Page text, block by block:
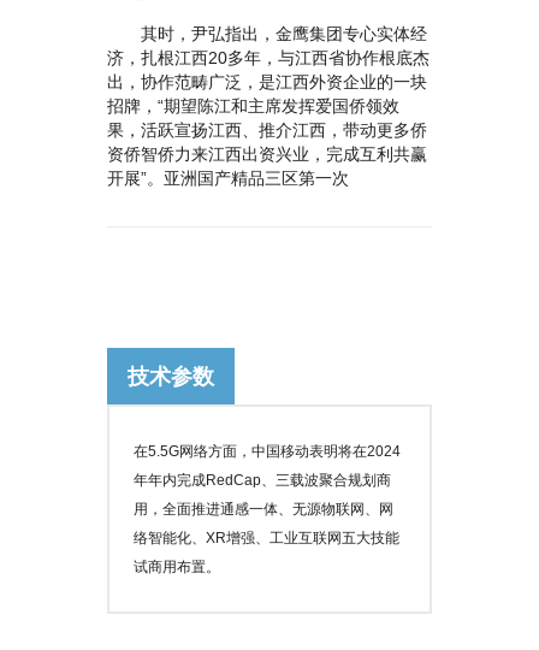
其时，尹弘指出，金鹰集团专心实体经
济，扎根江西20多年，与江西省协作根底杰
出，协作范畴广泛，是江西外资企业的一块
招牌，“期望陈江和主席发挥爱国侨领效
果，活跃宣扬江西、推介江西，带动更多侨
资侨智侨力来江西出资兴业，完成互利共赢
开展”。亚洲国产精品三区第一次
技术参数
在5.5G网络方面，中国移动表明将在2024
年年内完成RedCap、三载波聚合规划商
用，全面推进通感一体、无源物联网、网
络智能化、XR增强、工业互联网五大技能
试商用布置。